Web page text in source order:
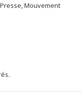
Mouvement